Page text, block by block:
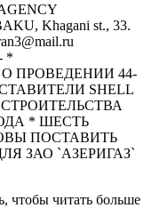
Khagani st., 33.
*
ПРОВЕДЕНИИ 44-
SНELL
* ШЕСТЬ
ПОСТАВИТЬ
ЗАО `АЗЕРИГАЗ`
чтобы читать больше